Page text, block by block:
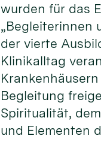
wurden für das
„Begleiterinnen
der vierte
Klinikalltag
Begleitung
Spiritualität,
und Elementen